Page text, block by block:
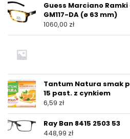
Guess Marciano
GM117-DA (ø 63 mm)
1060,00 zł
Tantum Natura smak
15 past. z cynkiem
6,59 zł
Ray Ban 8415 2503 53
448,99 zł